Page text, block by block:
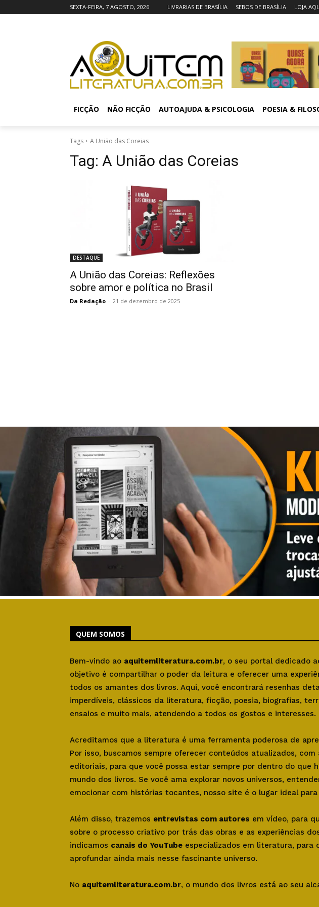
SEXTA-FEIRA, 7 AGOSTO, 2026 LIVRARIAS DE BRASÍLIA SEBOS DE BRASÍLIA LOJA
FICÇÃO NÃO FICÇÃO AUTOAJUDA & PSICOLOGIA POESIA &
Tags A União das Coreias
Tag: A União das Coreias
DESTAQUE
A União das Coreias: Reflexões
sobre amor e política no Brasil
Da Redação - 21 de dezembro de 2025
QUEM SOMOS
Bem-vindo ao aquitemliteratura.com.br, o seu portal dedicado
objetivo é compartilhar o poder da leitura e oferecer uma
todos os amantes dos livros. Aqui, você encontrará resenhas
imperdíveis, clássicos da literatura, ficção, poesia, biografias,
ensaios e muito mais, atendendo a todos os gostos e interesses.
Acreditamos que a literatura é uma ferramenta poderosa de
Por isso, buscamos sempre oferecer conteúdos atualizados, com
editoriais, para que você possa estar sempre por dentro do que
mundo dos livros. Se você ama explorar novos universos,
emocionar com histórias tocantes, nosso site é o lugar ideal para
Além disso, trazemos entrevistas com autores em vídeo, para
sobre o processo criativo por trás das obras e as experiências
indicamos canais do YouTube especializados em literatura, para
aprofundar ainda mais nesse fascinante universo.
No aquitemliteratura.com.br, o mundo dos livros está ao seu